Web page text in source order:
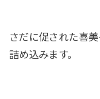
さだに促された喜
詰め込みます。